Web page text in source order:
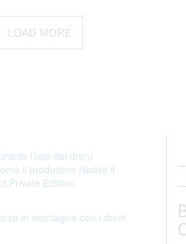
LOAD MORE
l’uso dei droni
il produttore risolve il
Private Edition
in montagna con i droni